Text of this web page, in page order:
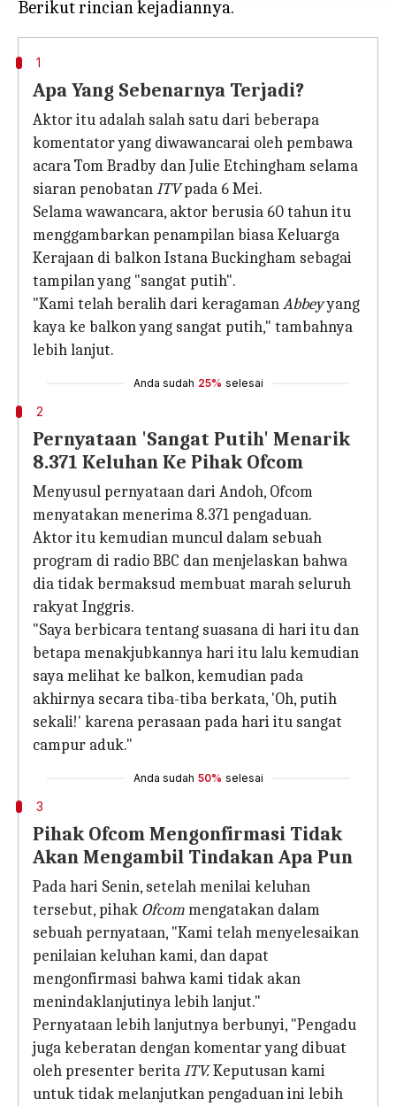
1
Apa Yang Sebenarnya Terjadi?
Aktor itu adalah salah satu dari beberapa
komentator yang diwawancarai oleh pembawa
acara Tom Bradby dan Julie Etchingham selama
siaran penobatanITVpada 6 Mei.
Selama wawancara, aktor berusia 60 tahun itu
menggambarkan penampilan biasa Keluarga
Kerajaan di balkon Istana Buckingham sebagai
tampilan yang "sangat putih".
"Kami telah beralih dari keragamanAbbeyyang
kaya ke balkon yang sangat putih," tambahnya
lebih lanjut.
Anda sudah 25% selesai
2
Pernyataan 'Sangat Putih' Menarik
8.371 Keluhan Ke Pihak Ofcom
Menyusul pernyataan dari Andoh, Ofcom
menyatakan menerima 8.371 pengaduan.
Aktor itu kemudian muncul dalam sebuah
program di radio BBC dan menjelaskan bahwa
dia tidak bermaksud membuat marah seluruh
rakyat Inggris.
"Saya berbicara tentang suasana di hari itu dan
betapa menakjubkannya hari itu lalu kemudian
saya melihat ke balkon, kemudian pada
akhirnya secara tiba-tiba berkata, 'Oh, putih
sekali!' karena perasaan pada hari itu sangat
campur aduk."
Anda sudah 50% selesai
3
Pihak Ofcom Mengonfirmasi Tidak
Akan Mengambil Tindakan Apa Pun
Pada hari Senin, setelah menilai keluhan
tersebut, pihak Ofcommengatakan dalam
sebuah pernyataan, "Kami telah menyelesaikan
penilaian keluhan kami, dan dapat
mengonfirmasi bahwa kami tidak akan
menindaklanjutinya lebih lanjut."
Pernyataan lebih lanjutnya berbunyi, "Pengadu
juga keberatan dengan komentar yang dibuat
oleh presenter beritaITV.Keputusan kami
untuk tidak melanjutkan pengaduan ini lebih